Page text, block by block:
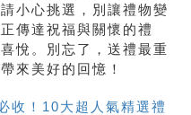
小心挑選，別讓禮物變
傳達祝福與關懷的禮
悅。別忘了，送禮最重
來美好的回憶！
收！10大超人氣精選禮